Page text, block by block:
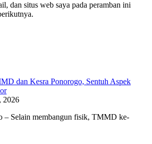
dan situs web saya pada peramban ini
dan Kesra Ponorogo, Sentuh Aspek
2026
– Selain membangun fisik, TMMD ke-